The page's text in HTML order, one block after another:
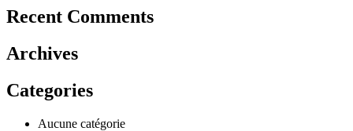
Recent Comments
Archives
Categories
Aucune catégorie